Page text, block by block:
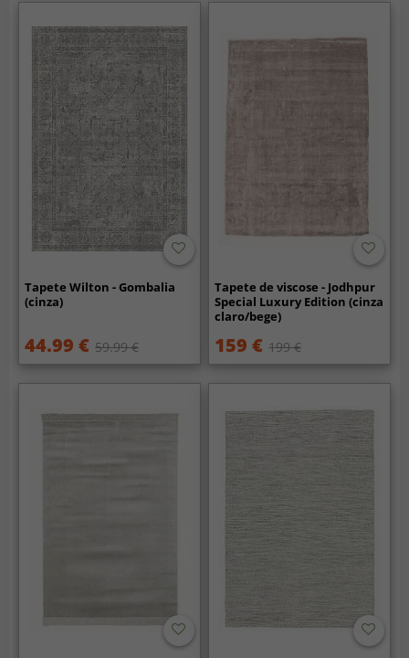
Tapete Wilton - Gombalia
(cinza)
44.99 € 59.99 €
Tapete de viscose - Jodhpur
Special Luxury Edition (cinza
claro/bege)
159 € 199 €